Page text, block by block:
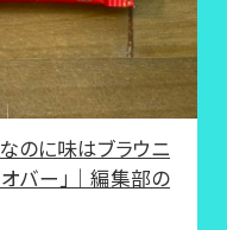
のに味はブラウニ
バー」｜編集部の